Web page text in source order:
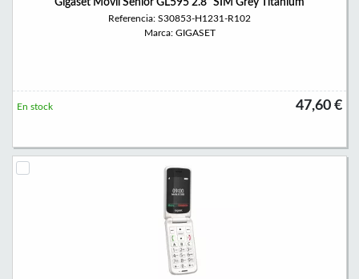
Gigaset Móvil Senior GL595 2.8" SIM Grey Titanium
Referencia: S30853-H1231-R102
Marca: GIGASET
47,60 €
En stock